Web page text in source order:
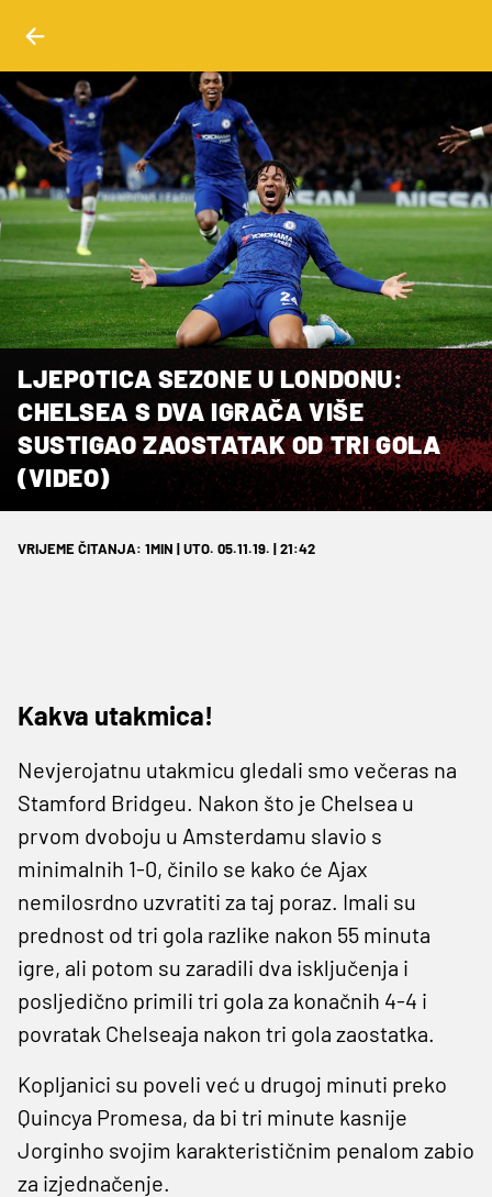
LJEPOTICA SEZONE U LONDONU:
CHELSEA S DVA IGRAČA VIŠE
SUSTIGAO ZAOSTATAK OD TRI GOLA
(VIDEO)
VRIJEME ČITANJA: 1MIN | UTO. 05.11.19. | 21:42
Kakva utakmica!
Nevjerojatnu utakmicu gledali smo večeras na
Stamford Bridgeu. Nakon što je Chelsea u
prvom dvoboju u Amsterdamu slavio s
minimalnih 1-0, činilo se kako će Ajax
nemilosrdno uzvratiti za taj poraz. Imali su
prednost od tri gola razlike nakon 55 minuta
igre, ali potom su zaradili dva isključenja i
posljedično primili tri gola za konačnih 4-4 i
povratak Chelseaja nakon tri gola zaostatka.
Kopljanici su poveli već u drugoj minuti preko
Quincya Promesa, da bi tri minute kasnije
Jorginho svojim karakterističnim penalom zabio
za izjednačenje.